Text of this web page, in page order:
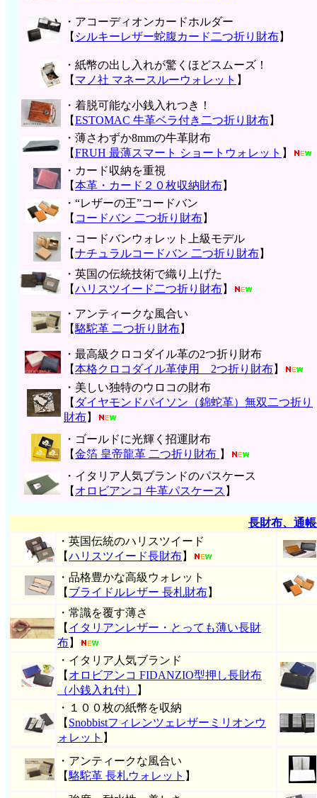
・アコーディオンカードホルダー
【 シルキーレザー蛇腹カード二つ折り財布】
・紙幣の出し入れが驚くほどスムーズ！
【 マノ社 マネースルーウォレット 】
・着脱可能な小銭入れつき！
【ESTOMAC 牛革ベラ付き二つ折り財布】
・薄さわずか8mmの牛革財布
【FRUH 最薄スマート ショートウォレット 】
・カード収納を重視
【本革・カード２０枚収納財布】
・“レザーの王”コードバン
【 コードバン 二つ折り財布】
・コードバンウォレット上級モデル
【ナチュラルコードバン 二つ折り財布】
・英国の伝統技術で織り上げた
【ハリスツイード二つ折り財布】
・アンティークな風合い
【駱駝革 二つ折り財布】
・最高級クロコダイル革の2つ折り財布
【本格クロコダイル革使用 2つ折り財布】
・美しい独特のウロコの財布
【 ダイヤモンドパイソン（錦蛇革）無双二つ折り
財布】
・ゴールドに光輝く招運財布
【金箔 皇帝龍革 二つ折り財布 】
・イタリア人気ブランドのパスケース
【 オロビアンコ 牛革パスケース 】
長財布、通
・英国伝統のハリスツイード
【ハリスツイード長財布】
・品格豊かな高級ウォレット
【 ブライドルレザー 長札財布】
・常識を覆す薄さ
【 イタリアンレザー・とっても薄い長財
布】
・イタリア人気ブランド
【 オロビアンコ FIDANZIO型押し長財布
（小銭入れ付）
】
・１００枚の紙幣を収納
【 Snobbistフィレンツェレザーミリオンウ
ォレット 】
・アンティークな風合い
【駱駝革 長札ウォレット 】